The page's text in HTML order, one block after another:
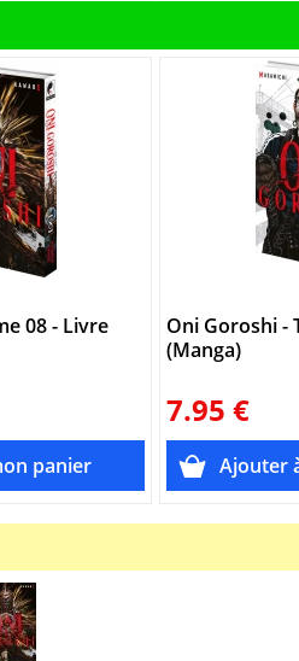
08 - Livre
Oni Goroshi -
(Manga)
7.95 €